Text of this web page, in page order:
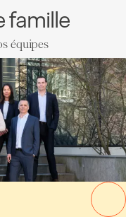
famille
équipes